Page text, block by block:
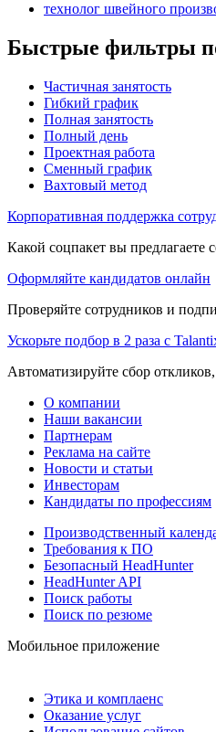
технолог швейного
Быстрые фильтры
Частичная занятость
Гибкий график
Полная занятость
Полный день
Проектная работа
Сменный график
Вахтовый метод
Корпоративная поддержка
Какой соцпакет вы предлагаете
Оформляйте кандидатов онлайн
Проверяйте сотрудников и
Ускорьте подбор в 2 раза с
Автоматизируйте сбор
О компании
Наши вакансии
Партнерам
Реклама на сайте
Новости и статьи
Инвесторам
Кандидаты по профессиям
Производственный
Требования к ПО
Безопасный HeadHunter
HeadHunter API
Поиск работы
Поиск по резюме
Мобильное приложение
Этика и комплаенс
Оказание услуг